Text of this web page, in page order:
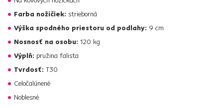
Farba nožičiek: strieborná
Výška spodného priestoru od podlahy: 9 cm
Nosnosť na osobu: 120 kg
Výplň: pružina falista
Tvrdosť: T30
Celočalúnené
Noblesné